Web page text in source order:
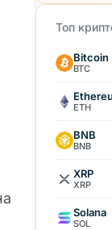
Топ
Bitcoin
BTC
ETH
BNB
BNB
XRP
XRP
Solana
SOL